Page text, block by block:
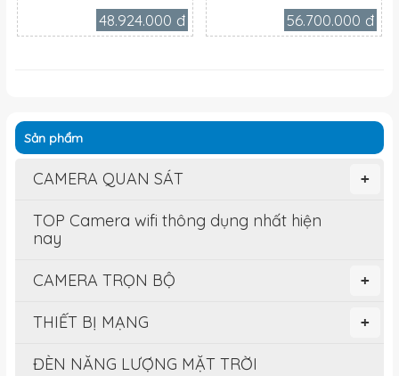
48.924.000 đ
56.700.000 đ
Sản phẩm
+
CAMERA QUAN SÁT
TOP Camera wifi thông dụng nhất hiện
nay
+
CAMERA TRỌN BỘ
+
THIẾT BỊ MẠNG
ĐÈN NĂNG LƯỢNG MẶT TRỜI